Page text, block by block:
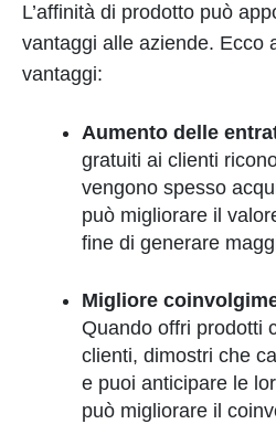
L’affinità di prodotto può
vantaggi alle aziende. Ecco
vantaggi:
Aumento delle
gratuiti ai clienti
vengono spesso
può migliorare il
fine di generare
Migliore
Quando offri prodotti
clienti, dimostri che
e puoi anticipare le
può migliorare il